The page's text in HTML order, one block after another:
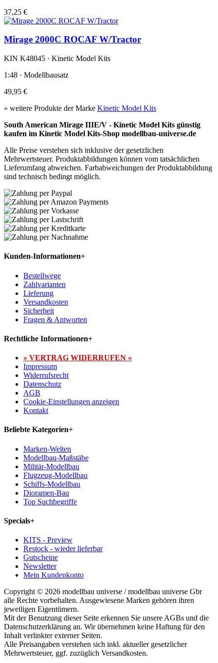
37,25 €
Mirage 2000C ROCAF W/Tractor
KIN K48045 · Kinetic Model Kits
1:48 · Modellbausatz
49,95 €
» weitere Produkte der Marke Kinetic Model Kits
South American Mirage IIIE/V - Kinetic Model Kits günstig
kaufen im Kinetic Model Kits-Shop modellbau-universe.de
Alle Preise verstehen sich inklusive der gesetzlichen
Mehrwertsteuer. Produktabbildungen können vom tatsächlichen
Lieferumfang abweichen. Farbabweichungen der Produktabbildung
sind technisch bedingt möglich.
Kunden-Informationen+
Bestellwege
Zahlvarianten
Lieferung
Versandkosten
Sicherheit
Fragen & Antworten
Rechtliche Informationen+
» VERTRAG WIDERRUFEN «
Impressum
Widerrufsrecht
Datenschutz
AGB
Cookie-Einstellungen anzeigen
Kontakt
Beliebte Kategorien+
Marken-Welten
Modellbau-Maßstäbe
Militär-Modellbau
Flugzeug-Modellbau
Schiffs-Modellbau
Dioramen-Bau
Top Suchbegriffe
Specials+
KITS - Preview
Restock - wieder lieferbar
Gutscheine
Newsletter
Mein Kundenkonto
Copyright © 2026 modellbau universe / modellbau universe Gbr
alle Rechte vorbehalten. Ausgewiesene Marken gehören ihren
jeweiligen Eigentümern.
Mit der Benutzung dieser Seite erkennen Sie unsere AGBs und die
Datenschutzerklärung an. Wir übernehmen keine Haftung für den
Inhalt verlinkter externer Seiten.
Alle Preisangaben verstehen sich inkl. aktueller gesetzlicher
Mehrwertsteuer, ggf. zuzüglich Versandkosten.